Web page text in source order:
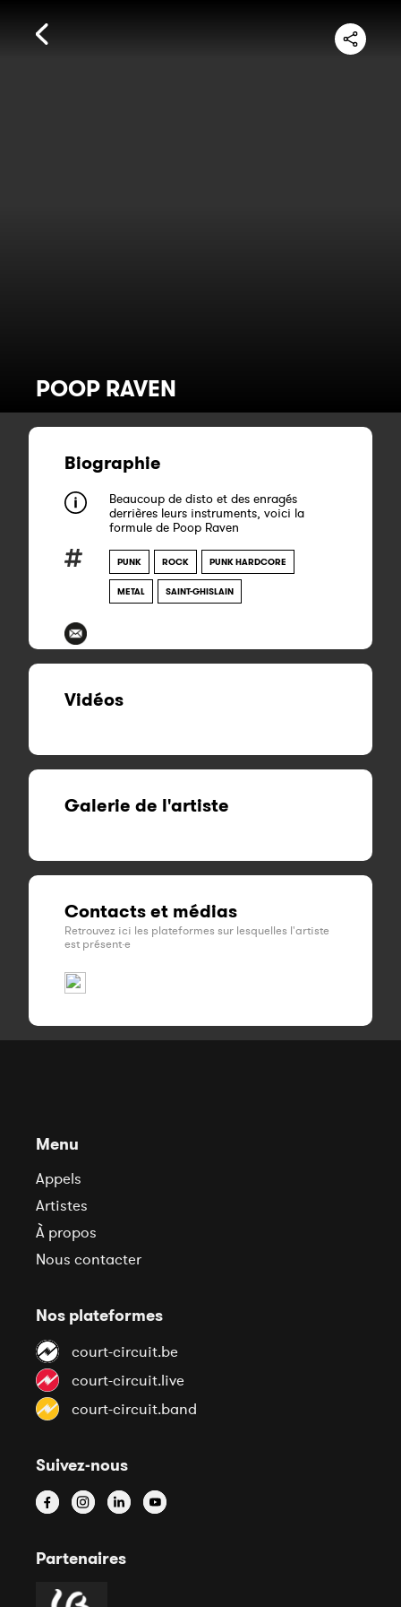
POOP RAVEN
Biographie
Beaucoup de disto et des enragés
derrières leurs instruments, voici la
formule de Poop Raven
PUNK ROCK PUNK HARDCORE
METAL SAINT-GHISLAIN
Vidéos
Galerie de l'artiste
Contacts et médias
Retrouvez ici les plateformes sur lesquelles l'artiste
est présent·e
Menu
Appels
Artistes
À propos
Nous contacter
Nos plateformes
court-circuit.be
court-circuit.live
court-circuit.band
Suivez-nous
Partenaires